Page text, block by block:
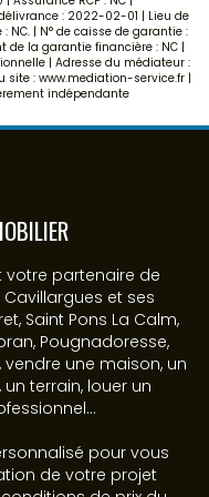
: 2022-02-01 | Lieu de
NC. | N° de caisse de garantie :
de la garantie financière : NC |
| Adresse du médiateur :
site : www.mediation-service.fr |
indépendante
votre partenaire de
et ses
Saint Pons La Calm,
Pougnadoresse,
vendre une maison, un
terrain, louer un
pour vous
de votre projet